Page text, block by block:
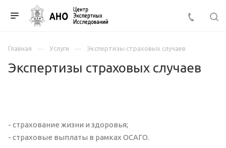
Главная Услуги Экспертизы страховых случаев
Экспертизы страховых случаев
- страхование жизни и здоровья;
- страховые выплаты в рамках ОСАГО.